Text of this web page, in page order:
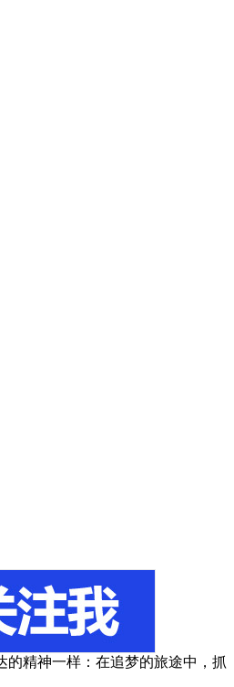
的精神一样：在追梦的旅途中，抓